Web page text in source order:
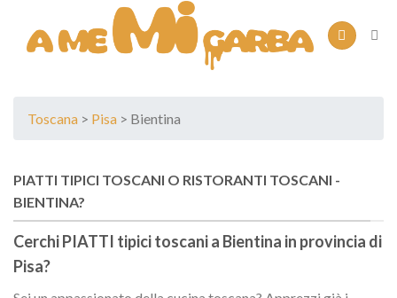
content
Toscana > Pisa > Bientina
PIATTI TIPICI TOSCANI O RISTORANTI TOSCANI -
BIENTINA?
Cerchi PIATTI tipici toscani a Bientina in provincia di
Pisa?